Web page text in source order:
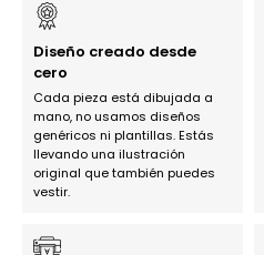
Diseño creado desde
cero
Cada pieza está dibujada a
mano, no usamos diseños
genéricos ni plantillas. Estás
llevando una ilustración
original que también puedes
vestir.